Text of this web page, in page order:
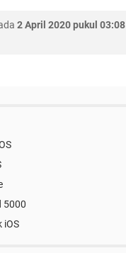
2 April 2020 pukul 03:08
5000
iOS